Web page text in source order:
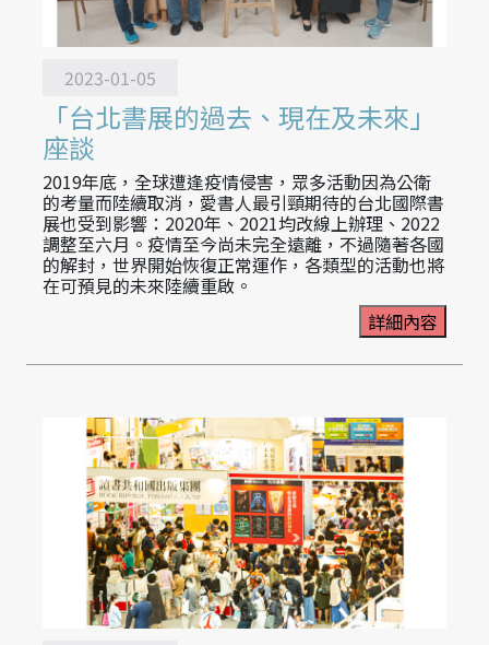
2023-01-05
「台北書展的過去、現在及未來」
座談
2019年底，全球遭逢疫情侵害，眾多活動因為公衛
的考量而陸續取消，愛書人最引頸期待的台北國際書
展也受到影響：2020年、2021均改線上辦理、2022
調整至六月。疫情至今尚未完全遠離，不過隨著各國
的解封，世界開始恢復正常運作，各類型的活動也將
在可預見的未來陸續重啟。
詳細內容